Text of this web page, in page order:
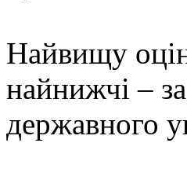
Найвищу
найнижчі –
державного